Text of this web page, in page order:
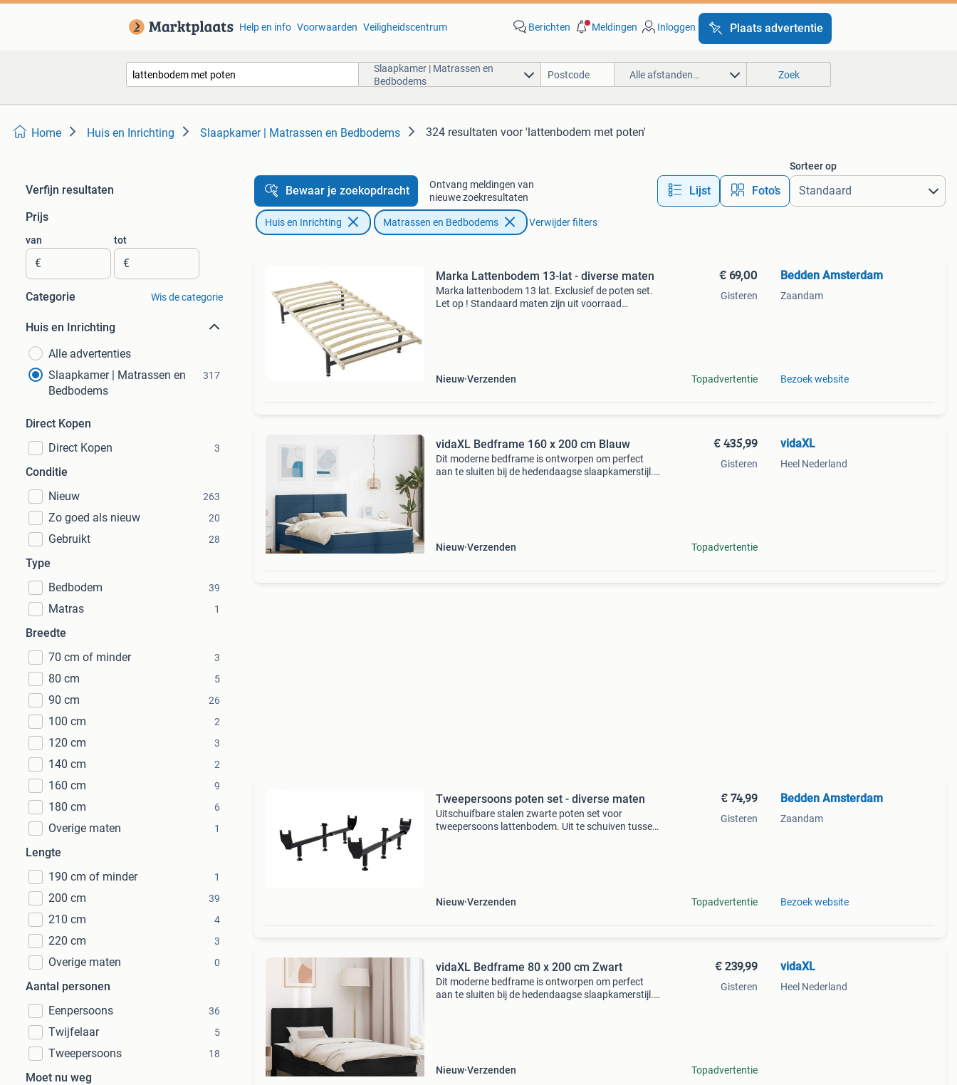
Help en info Voorwaarden Veiligheidscentrum Berichten Meldingen Inloggen Plaats advertentie
Slaapkamer | Matrassen en
Bedbodems
Alle afstanden… Zoek
Home Huis en Inrichting Slaapkamer | Matrassen en Bedbodems 324 resultaten voor 'lattenbodem met poten'
Verfijn resultaten
Prijs
van
€
tot
€
Categorie Wis de categorie
Huis en Inrichting
Alle advertenties
Slaapkamer | Matrassen en
Bedbodems
317
Direct Kopen
Direct Kopen
3
Conditie
Nieuw
263
Zo goed als nieuw 20
Gebruikt 28
Type
Bedbodem
39
Matras 1
Breedte
70 cm of minder
3
80 cm 5
90 cm 26
100 cm 2
120 cm 3
140 cm 2
160 cm 9
180 cm 6
Overige maten 1
Lengte
190 cm of minder
1
200 cm 39
210 cm 4
220 cm 3
Overige maten 0
Aantal personen
Eenpersoons
36
Twijfelaar 5
Tweepersoons 18
Moet nu weg
Bewaar je zoekopdracht
Ontvang meldingen van
nieuwe zoekresultaten
Lijst Foto’s
Sorteer op
Huis en Inrichting Matrassen en Bedbodems Verwijder filters
Marka Lattenbodem 13-lat - diverse maten
Marka lattenbodem 13 lat. Exclusief de poten set.
Let op ! Standaard maten zijn uit voorraad
Nieuw Verzenden
€ 69,00
Gisteren
Topadvertentie
Bedden Amsterdam
Zaandam
Bezoek website
vidaXL Bedframe 160 x 200 cm Blauw
Dit moderne bedframe is ontworpen om perfect
aan te sluiten bij de hedendaagse slaapkamerstijl.
Nieuw Verzenden
€ 435,99
Gisteren
Topadvertentie
vidaXL
Heel Nederland
Tweepersoons poten set - diverse maten
Uitschuifbare stalen zwarte poten set voor
tweepersoons lattenbodem. Uit te schuiven tussen
Nieuw Verzenden
€ 74,99
Gisteren
Topadvertentie
Bedden Amsterdam
Zaandam
Bezoek website
vidaXL Bedframe 80 x 200 cm Zwart
Dit moderne bedframe is ontworpen om perfect
aan te sluiten bij de hedendaagse slaapkamerstijl.
Nieuw Verzenden
€ 239,99
Gisteren
Topadvertentie
vidaXL
Heel Nederland